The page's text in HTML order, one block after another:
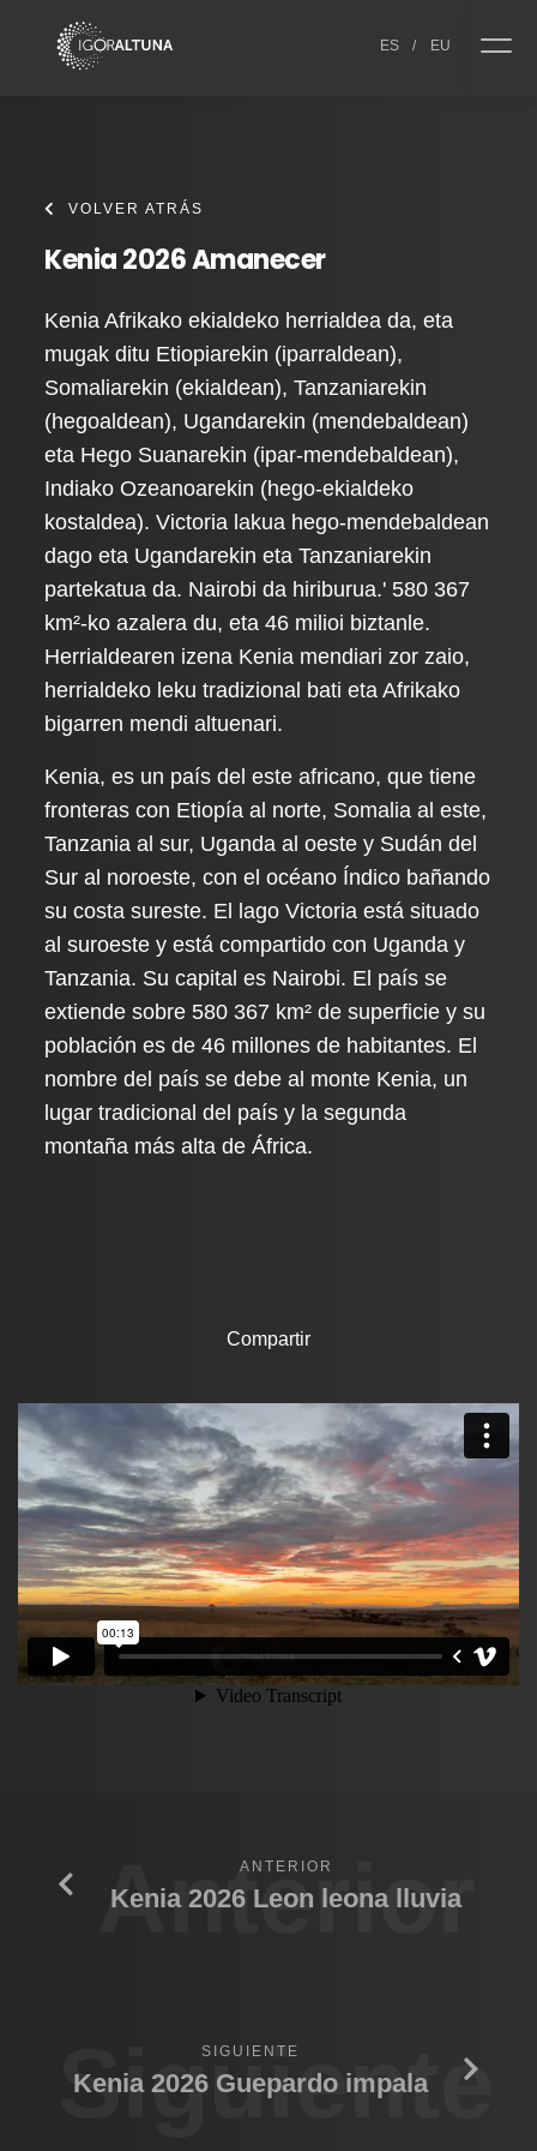
ES / EU
VOLVER ATRÁS
Kenia 2026 Amanecer
Kenia Afrikako ekialdeko herrialdea da, eta
mugak ditu Etiopiarekin (iparraldean),
Somaliarekin (ekialdean), Tanzaniarekin
(hegoaldean), Ugandarekin (mendebaldean)
eta Hego Suanarekin (ipar-mendebaldean),
Indiako Ozeanoarekin (hego-ekialdeko
kostaldea). Victoria lakua hego-mendebaldean
dago eta Ugandarekin eta Tanzaniarekin
partekatua da. Nairobi da hiriburua.' 580 367
km²-ko azalera du, eta 46 milioi biztanle.
Herrialdearen izena Kenia mendiari zor zaio,
herrialdeko leku tradizional bati eta Afrikako
bigarren mendi altuenari.
Kenia, es un país del este africano, que tiene
fronteras con Etiopía al norte, Somalia al este,
Tanzania al sur, Uganda al oeste y Sudán del
Sur al noroeste, con el océano Índico bañando
su costa sureste. El lago Victoria está situado
al suroeste y está compartido con Uganda y
Tanzania. Su capital es Nairobi. El país se
extiende sobre 580 367 km² de superficie y su
población es de 46 millones de habitantes. El
nombre del país se debe al monte Kenia, un
lugar tradicional del país y la segunda
montaña más alta de África.
Compartir
Anterior
ANTERIOR
Kenia 2026 Leon leona lluvia
Siguiente
SIGUIENTE
Kenia 2026 Guepardo impala